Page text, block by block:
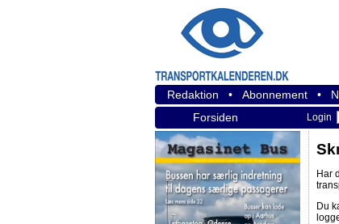
Redaktion • Abonnement •
Forsiden
Login
Har
Du